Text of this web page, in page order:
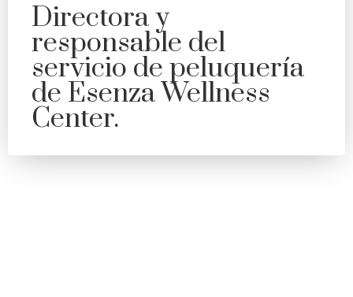
Directora y
responsable del
servicio de peluquería
de Esenza Wellness
Center.